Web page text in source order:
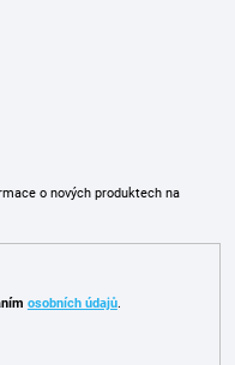
o nových produktech na
osobních údajů.